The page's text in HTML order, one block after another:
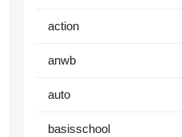
action
anwb
auto
basisschool